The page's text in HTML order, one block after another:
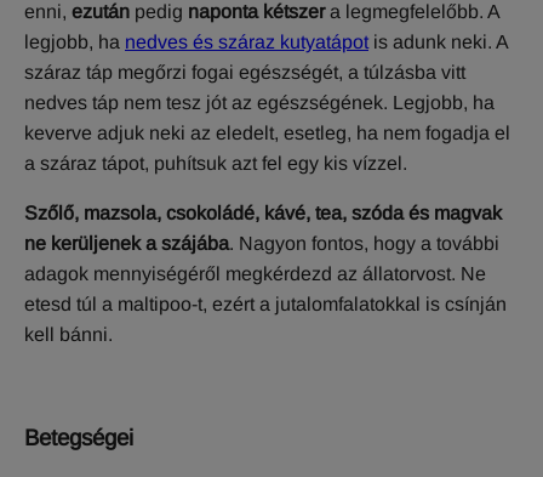
enni, ezután pedig naponta kétszera legmegfelelőbb. A
legjobb, ha nedves és száraz kutyatápot is adunk neki. A
száraz táp megőrzi fogai egészségét, a túlzásba vitt
nedves táp nem tesz jót az egészségének. Legjobb, ha
keverve adjuk neki az eledelt, esetleg, ha nem fogadja el
a száraz tápot, puhítsuk azt fel egy kis vízzel.
Szőlő, mazsola, csokoládé, kávé, tea, szóda és magvak
ne kerüljenek a szájába. Nagyon fontos, hogy a további
adagok mennyiségéről megkérdezd az állatorvost. Ne
etesd túl a maltipoo-t, ezért a jutalomfalatokkal is csínján
kell bánni.
Betegségei